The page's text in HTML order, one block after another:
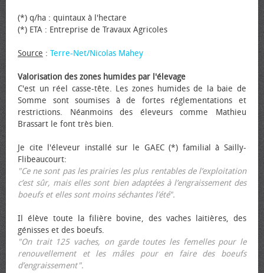
(*) q/ha : quintaux à l'hectare
(*) ETA : Entreprise de Travaux Agricoles
Source : Terre-Net/Nicolas Mahey
Valorisation des zones humides par l'élevage
C'est un réel casse-tête. Les zones humides de la baie de
Somme sont soumises à de fortes réglementations et
restrictions. Néanmoins des éleveurs comme Mathieu
Brassart le font très bien.
Je cite l'éleveur installé sur le GAEC (*) familial à Sailly-
Flibeaucourt:
"Ce ne sont pas les prairies les plus rentables de l’exploitation
c’est sûr, mais elles sont bien adaptées à l’engraissement des
bœufs et elles sont moins séchantes l’été".
Il élève toute la filière bovine, des vaches laitières, des
génisses et des bœufs.
"On trait 125 vaches, on garde toutes les femelles pour le
renouvellement et les mâles pour en faire des bœufs
d’engraissement".